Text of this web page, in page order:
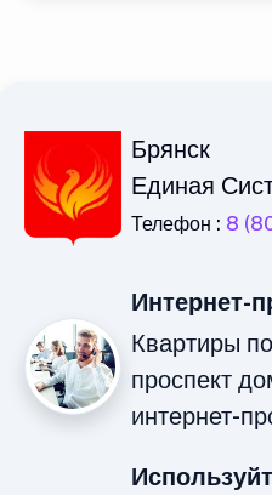
Брянск
Единая
Телефон : 8
Интернет-
Квартиры
проспект
интернет-